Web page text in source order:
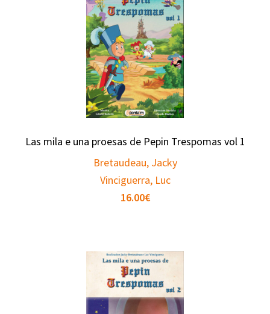
Las mila e una proesas de Pepin Trespomas vol 1
Bretaudeau, Jacky
Vinciguerra, Luc
16.00€